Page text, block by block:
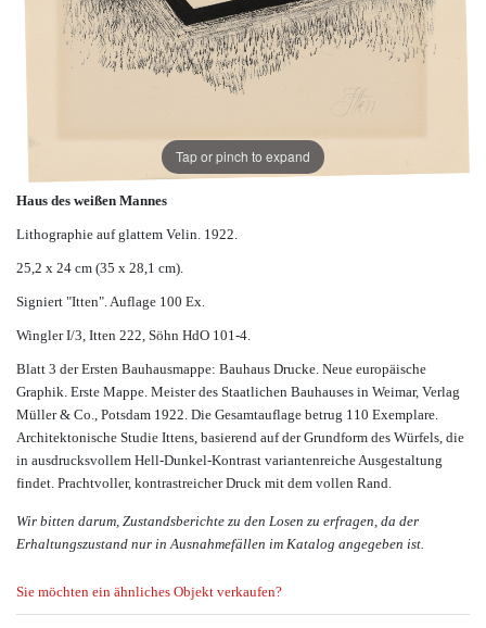
Tap or pinch to expand
Haus des weißen Mannes
Lithographie auf glattem Velin. 1922.
25,2 x 24 cm (35 x 28,1 cm).
Signiert "Itten". Auflage 100 Ex.
Wingler I/3, Itten 222, Söhn HdO 101-4.
Blatt 3 der Ersten Bauhausmappe: Bauhaus Drucke. Neue europäische
Graphik. Erste Mappe. Meister des Staatlichen Bauhauses in Weimar, Verlag
Müller & Co., Potsdam 1922. Die Gesamtauflage betrug 110 Exemplare.
Architektonische Studie Ittens, basierend auf der Grundform des Würfels, die
in ausdrucksvollem Hell-Dunkel-Kontrast variantenreiche Ausgestaltung
findet. Prachtvoller, kontrastreicher Druck mit dem vollen Rand.
Wir bitten darum, Zustandsberichte zu den Losen zu erfragen, da der
Erhaltungszustand nur in Ausnahmefällen im Katalog angegeben ist.
Sie möchten ein ähnliches Objekt verkaufen?